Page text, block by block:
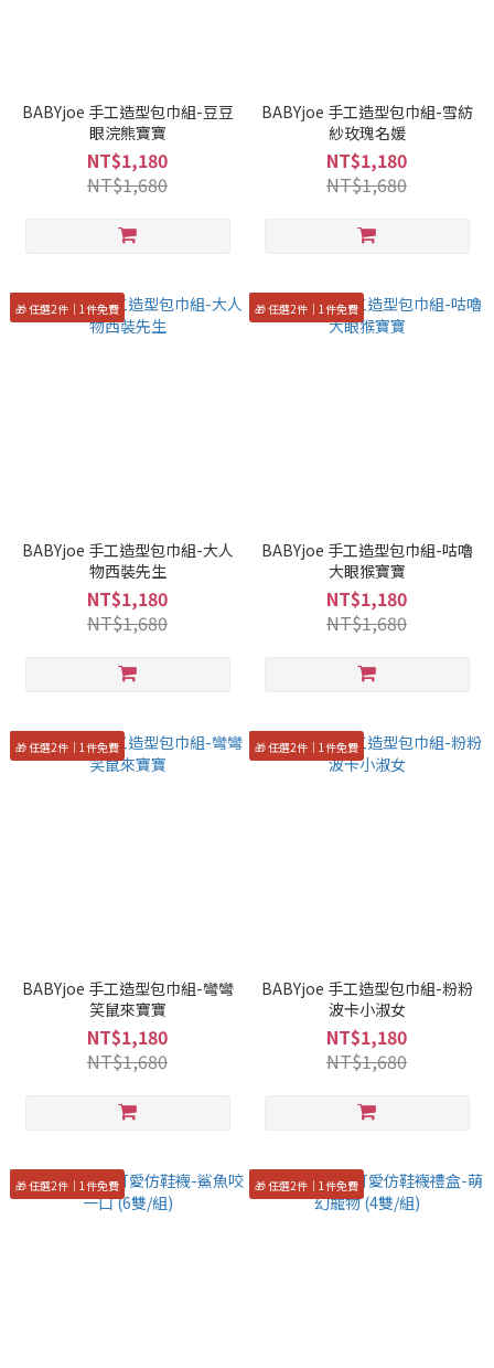
BABYjoe 手工造型包巾組-豆豆
眼浣熊寶寶
NT$1,180
NT$1,680
BABYjoe 手工造型包巾組-雪紡
紗玫瑰名媛
NT$1,180
NT$1,680
🎁 任選2件｜1件免費
BABYjoe 手工造型包巾組-大人
物西裝先生
NT$1,180
NT$1,680
🎁 任選2件｜1件免費
BABYjoe 手工造型包巾組-咕嚕
大眼猴寶寶
NT$1,180
NT$1,680
🎁 任選2件｜1件免費
BABYjoe 手工造型包巾組-彎彎
笑鼠來寶寶
NT$1,180
NT$1,680
🎁 任選2件｜1件免費
BABYjoe 手工造型包巾組-粉粉
波卡小淑女
NT$1,180
NT$1,680
🎁 任選2件｜1件免費 🎁 任選2件｜1件免費